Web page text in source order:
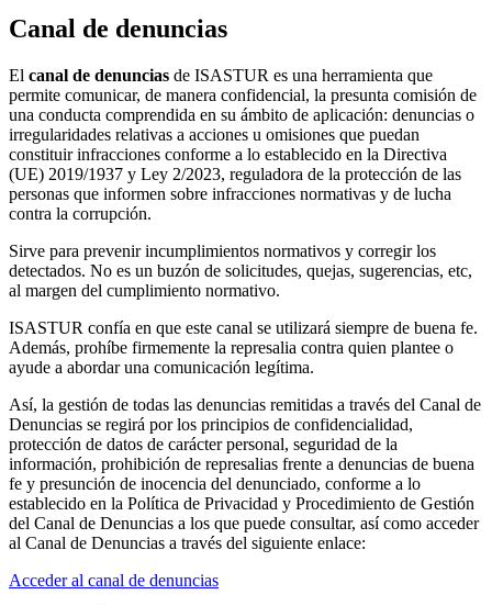
Canal de denuncias
El canal de denuncias de ISASTUR es una herramienta que
permite comunicar, de manera confidencial, la presunta comisión de
una conducta comprendida en su ámbito de aplicación: denuncias o
irregularidades relativas a acciones u omisiones que puedan
constituir infracciones conforme a lo establecido en la Directiva
(UE) 2019/1937 y Ley 2/2023, reguladora de la protección de las
personas que informen sobre infracciones normativas y de lucha
contra la corrupción.
Sirve para prevenir incumplimientos normativos y corregir los
detectados. No es un buzón de solicitudes, quejas, sugerencias, etc,
al margen del cumplimiento normativo.
ISASTUR confía en que este canal se utilizará siempre de buena fe.
Además, prohíbe firmemente la represalia contra quien plantee o
ayude a abordar una comunicación legítima.
Así, la gestión de todas las denuncias remitidas a través del Canal de
Denuncias se regirá por los principios de confidencialidad,
protección de datos de carácter personal, seguridad de la
información, prohibición de represalias frente a denuncias de buena
fe y presunción de inocencia del denunciado, conforme a lo
establecido en la Política de Privacidad y Procedimiento de Gestión
del Canal de Denuncias a los que puede consultar, así como acceder
al Canal de Denuncias a través del siguiente enlace:
Acceder al canal de denuncias